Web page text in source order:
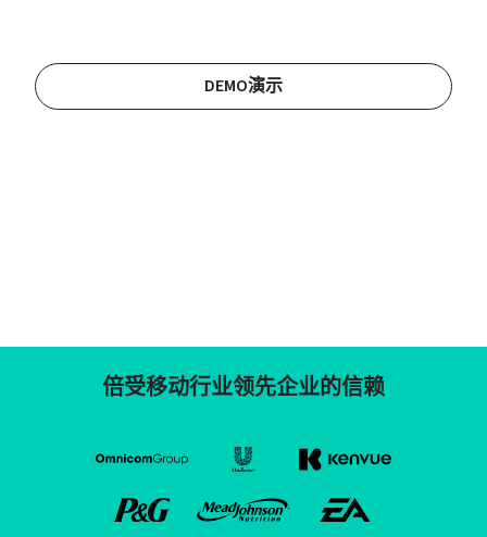
DEMO演示
倍受移动行业领先企业的信赖